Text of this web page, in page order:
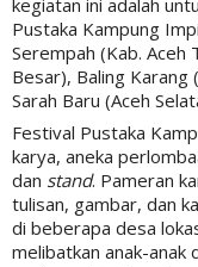
kegiatan ini adalah
Pustaka Kampung
Serempah (Kab. Aceh
Besar), Baling Karang
Sarah Baru (Aceh
Festival Pustaka
karya, aneka
dan stand. Pameran
tulisan, gambar, dan
di beberapa desa
melibatkan anak-anak